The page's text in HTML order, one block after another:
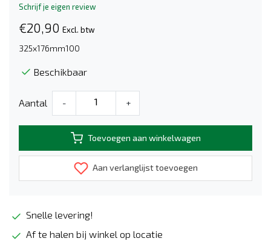
Schrijf je eigen review
€20,90 Excl. btw
325x176mm100
Beschikbaar
Aantal - +
Toevoegen aan winkelwagen
Aan verlanglijst toevoegen
Snelle levering!
Af te halen bij winkel op locatie